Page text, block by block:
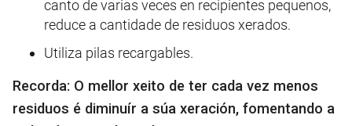
canto de varias veces en recipientes pequenos,
reduce a cantidade de residuos xerados.
Utiliza pilas recargables.
Recorda: O mellor xeito de ter cada vez menos
residuos é diminuír a súa xeración, fomentando a